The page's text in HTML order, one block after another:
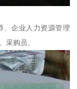
、企业人力资源管理
采购员、